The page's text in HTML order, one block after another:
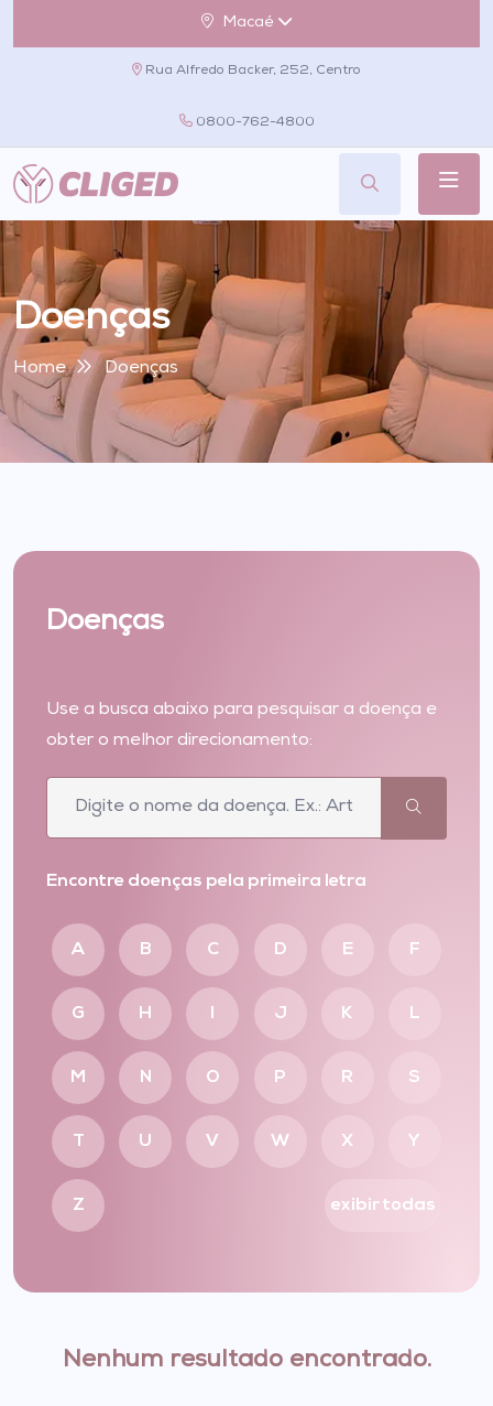
Macaé
Rua Alfredo Backer, 252, Centro
0800-762-4800
Doenças
Home Doenças
Doenças
Use a busca abaixo para pesquisar a doença e
obter o melhor direcionamento:
Encontre doenças pela primeira letra
A B C D E F
G H J K L
M N O P R S
T U V W X Y
Z exibir todas
Nenhum resultado encontrado.